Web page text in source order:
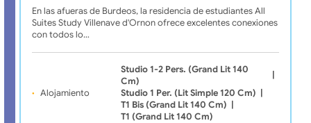
En las afueras de Burdeos, la residencia de estudiantes All
Suites Study Villenave d'Ornon ofrece excelentes conexiones
con todos lo…
Alojamiento
Studio 1-2 Pers. (grand Lit 140
Cm)
Studio 1 Per. (lit Simple 120 Cm)
T1 Bis (grand Lit 140 Cm)
T1 (grand Lit 140 Cm)